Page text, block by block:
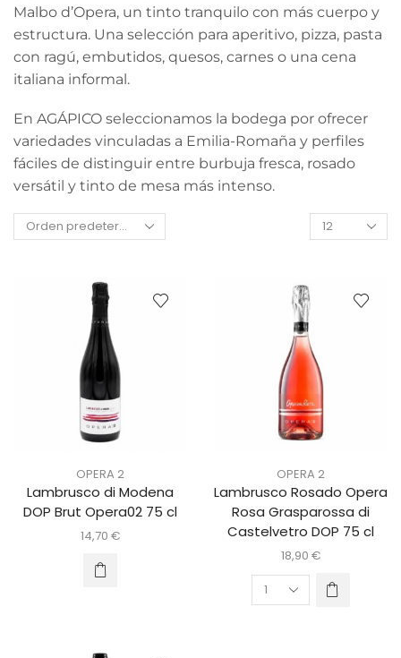
Malbo d’Opera, un tinto tranquilo con más cuerpo y
estructura. Una selección para aperitivo, pizza, pasta
con ragú, embutidos, quesos, carnes o una cena
italiana informal.
En AGÁPICO seleccionamos la bodega por ofrecer
variedades vinculadas a Emilia-Romaña y perfiles
fáciles de distinguir entre burbuja fresca, rosado
versátil y tinto de mesa más intenso.
OPERA 2
Lambrusco di Modena
DOP Brut Opera02 75 cl
14,70 €
OPERA 2
Lambrusco Rosado Opera
Rosa Grasparossa di
Castelvetro DOP 75 cl
18,90 €